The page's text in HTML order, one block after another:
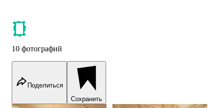
10 фотографий
Поделиться
Сохранить